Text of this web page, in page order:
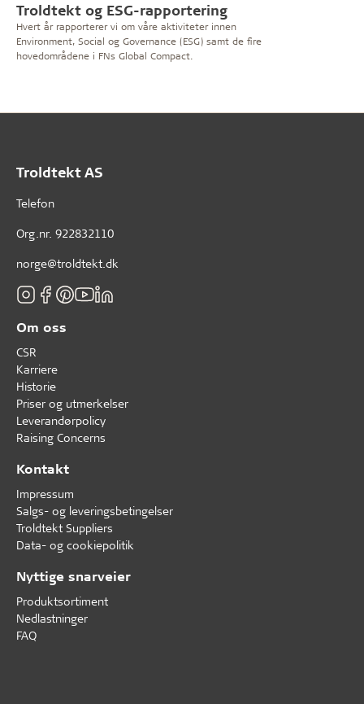
Troldtekt og ESG-rapportering
Hvert år rapporterer vi om våre aktiviteter innen
Environment, Social og Governance (ESG) samt de fire
hovedområdene i FNs Global Compact.
Troldtekt AS
Telefon
Org.nr. 922832110
norge@troldtekt.dk
Om oss
CSR
Karriere
Historie
Priser og utmerkelser
Leverandørpolicy
Raising Concerns
Kontakt
Impressum
Salgs- og leveringsbetingelser
Troldtekt Suppliers
Data- og cookiepolitik
Nyttige snarveier
Produktsortiment
Nedlastninger
FAQ